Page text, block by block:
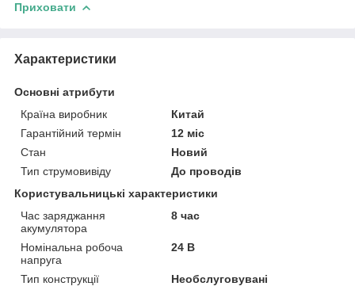
Приховати
Характеристики
Основні атрибути
Країна виробник
Китай
Гарантійний термін
12 міс
Стан
Новий
Тип струмовивіду
До проводів
Користувальницькі характеристики
Час заряджання
акумулятора
8 час
Номінальна робоча
напруга
24 В
Тип конструкції
Необслуговувані